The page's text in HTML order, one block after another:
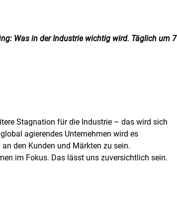
Was in der Industrie wichtig wird. Täglich um 7
Stagnation für die Industrie – das wird sich
agierendes Unternehmen wird es
den Kunden und Märkten zu sein.
im Fokus. Das lässt uns zuversichtlich sein.